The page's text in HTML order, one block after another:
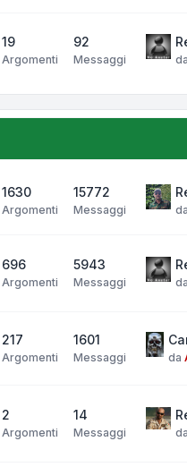
19
Argomenti
92
Messaggi da
1630
Argomenti
15772
Messaggi da
696
Argomenti
5943
Messaggi da
217
Argomenti
1601
Messaggi da
2
Argomenti
14
Messaggi da